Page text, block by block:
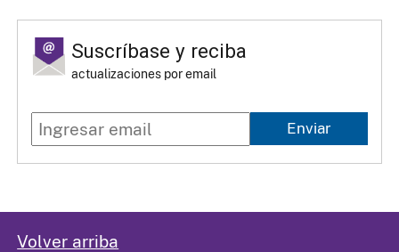
Suscríbase y reciba
actualizaciones por email
Enviar
Volver arriba